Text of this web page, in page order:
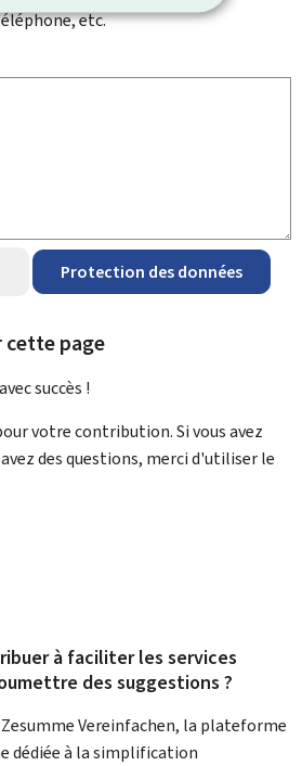
etc.
Protection des données
cette page
succès !
votre contribution. Si vous avez
des questions, merci d'utiliser le
à faciliter les services
des suggestions ?
Vereinfachen, la plateforme
dédiée à la simplification